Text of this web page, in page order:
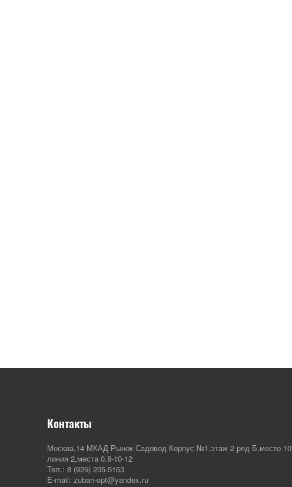
Контакты
Москва,14 МКАД Рынок Садовод Корпус №1,этаж 2 ряд Б,место 10
линия 2,места 0.8-10-12
Тел.: 8 (926) 205-5163
E-mail: zuban-opt@yandex.ru